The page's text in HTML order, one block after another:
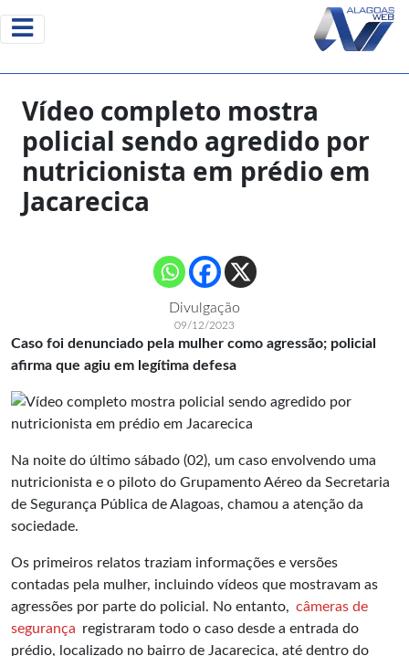
Vídeo completo mostra
policial sendo agredido por
nutricionista em prédio em
Jacarecica
Divulgação
09/12/2023
Caso foi denunciado pela mulher como agressão; policial
afirma que agiu em legítima defesa
Na noite do último sábado (02), um caso envolvendo uma
nutricionista e o piloto do Grupamento Aéreo da Secretaria
de Segurança Pública de Alagoas, chamou a atenção da
sociedade.
Os primeiros relatos traziam informações e versões
contadas pela mulher, incluindo vídeos que mostravam as
agressões por parte do policial. No entanto, câmeras de
segurança registraram todo o caso desde a entrada do
prédio, localizado no bairro de Jacarecica, até dentro do